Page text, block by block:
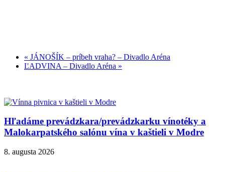
« JÁNOŠÍK – príbeh vraha? – Divadlo Aréna
ĽADVINA – Divadlo Aréna »
Hľadáme prevádzkara/prevádzkarku vínotéky a
Malokarpatského salónu vína v kaštieli v Modre
8. augusta 2026